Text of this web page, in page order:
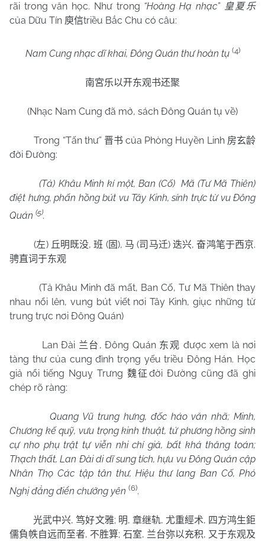
rãi trong văn học. Như trong “Hoàng Hạ nhạc” 皇夏乐
của Dữu Tín 庾信triều Bắc Chu có câu:
Nam Cung nhạc dĩ khai, Đông Quán thư hoàn tụ (4)
南宮乐以开东观书还聚
(Nhạc Nam Cung đã mở, sách Đông Quán tụ về)
Trong “Tấn thư” 晋书 của Phòng Huyền Linh 房玄龄
đời Đường:
(Tả) Khâu Minh kí một, Ban (Cố) Mã (Tư Mã Thiên)
điệt hưng, phấn hồng bút vu Tây Kinh, sính trực từ vu Đông
Quán (5).
(左) 丘明既没,班 (固), 马 (司马迁) 迭兴,奋鸿笔于西京.
骋直词于东观
(Tả Khâu Minh đã mất, Ban Cố, Tư Mã Thiên thay
nhau nổi lên, vung bút viết nơi Tây Kinh, giục những từ
trung trực nơi Đông Quán)
Lan Đài 兰台 , Đông Quán 东观 được xem là nơi
tàng thư của cung đình trọng yếu triều Đông Hán. Học
giả nổi tiếng Nguỵ Trưng 魏征đời Đường cũng đã ghi
chép rõ ràng:
Quang Vũ trung hưng, đốc háo văn nhã; Minh,
Chương kế quỹ, vưu trọng kinh thuật, tứ phương hồng sinh
cự nho phụ trật tự viễn nhi chí giả, bất khả thăng toán;
Thạch thất, Lan Đài di dĩ sung tích, hựu vu Đông Quán cập
Nhân Thọ Các tập tân thư, Hiệu thư lang Ban Cố, Phó
Nghị đẳng điển chưởng yên (6).
光武中兴,笃好文雅; 明, 章继轨, 尤重經术, 四方鸿生鉅
儒負帙自远而至者, 不胜算; 石室, 兰台弥以充积, 又于东观及